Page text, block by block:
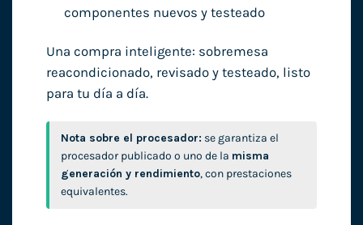
componentes nuevos y testeado
Una compra inteligente: sobremesa
reacondicionado, revisado y testeado, listo
para tu día a día.
Nota sobre el procesador: se garantiza el
procesador publicado o uno de la misma
generación y rendimiento, con prestaciones
equivalentes.